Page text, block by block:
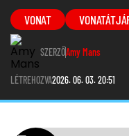
VONAT
SZERZŐAmy Mans
LÉTREHOZVA2026. 06. 03. 20:51